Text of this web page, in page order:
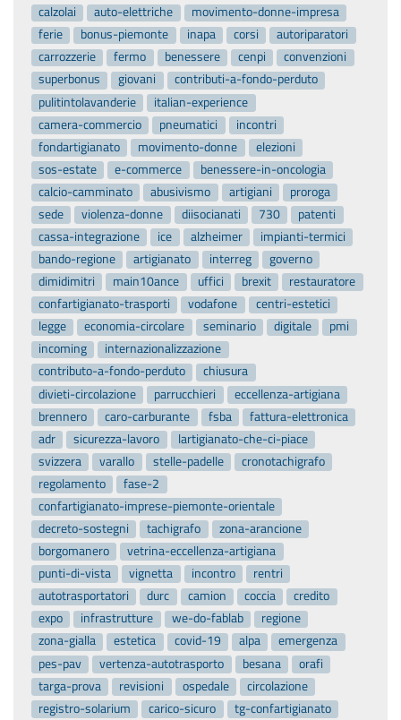
calzolai
auto-elettriche
movimento-donne-impresa
ferie
bonus-piemonte inapa corsi
autoriparatori
carrozzerie
fermo benessere cenpi
convenzioni
superbonus
giovani
contributi-a-fondo-perduto
pulitintolavanderie
italian-experience
camera-commercio
pneumatici
incontri
fondartigianato
movimento-donne
elezioni
sos-estate
e-commerce
benessere-in-oncologia
calcio-camminato
abusivismo artigiani
proroga
sede
violenza-donne diisocianati 730
patenti
cassa-integrazione
ice alzheimer
impianti-termici
bando-regione
artigianato interreg
governo
dimidimitri
main10ance uffici brexit
restauratore
confartigianato-trasporti
vodafone
centri-estetici
legge
economia-circolare seminario digitale
pmi
incoming
internazionalizzazione
contributo-a-fondo-perduto
chiusura
divieti-circolazione
parrucchieri
eccellenza-artigiana
brennero
caro-carburante fsba
fattura-elettronica
adr
sicurezza-lavoro
lartigianato-che-ci-piace
svizzera
varallo stelle-padelle
cronotachigrafo
regolamento
fase-2
confartigianato-imprese-piemonte-orientale
decreto-sostegni
tachigrafo
zona-arancione
borgomanero
vetrina-eccellenza-artigiana
punti-di-vista
vignetta incontro
rentri
autotrasportatori
durc camion coccia
credito
expo
infrastrutture we-do-fablab
regione
zona-gialla
estetica covid-19 alpa
emergenza
pes-pav
vertenza-autotrasporto besana
orafi
targa-prova
revisioni ospedale
circolazione
registro-solarium
carico-sicuro
tg-confartigianato